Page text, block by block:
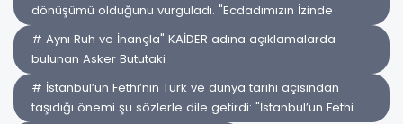
dönüşümü olduğunu vurguladı. "Ecdadımızın İzinde
# Aynı Ruh ve İnançla" KAİDER adına açıklamalarda
bulunan Asker Bututaki
# İstanbul’un Fethi’nin Türk ve dünya tarihi açısından
taşıdığı önemi şu sözlerle dile getirdi: "İstanbul’un Fethi